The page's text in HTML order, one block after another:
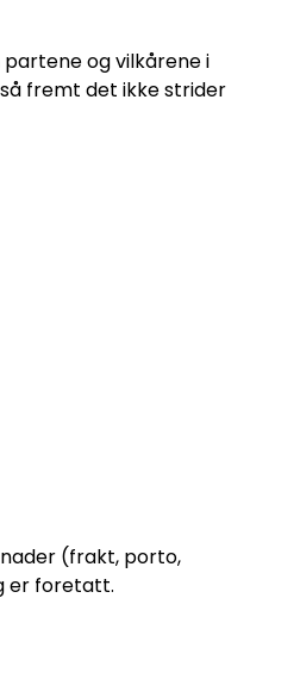
og vilkårene i
fremt det ikke strider
(frakt, porto,
er foretatt.